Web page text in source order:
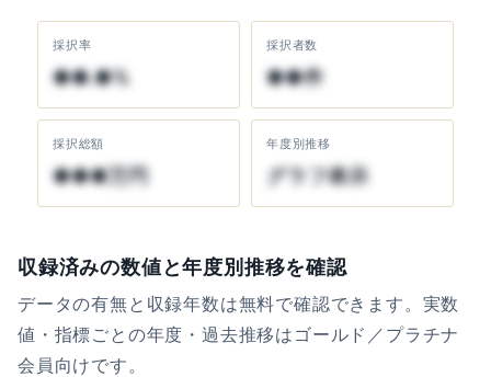
採択率
●●.●%
採択者数
●●件
採択総額
●●●万円
年度別推移
グラフ表示
収録済みの数値と年度別推移を確認
データの有無と収録年数は無料で確認できます。実数
値・指標ごとの年度・過去推移はゴールド／プラチナ
会員向けです。